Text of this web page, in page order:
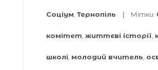
Соціум Тернопіль Мітки:
комітет життєві історії
школі молодий вчитель